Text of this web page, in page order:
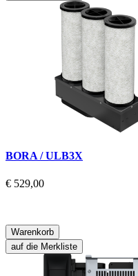
BORA / ULB3X
€ 529,00
Warenkorb
auf die Merkliste